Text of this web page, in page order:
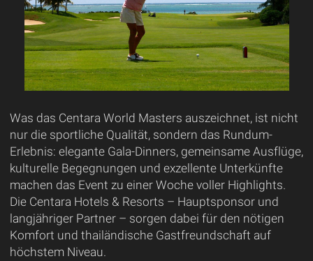
Was das Centara World Masters auszeichnet, ist nicht
nur die sportliche Qualität, sondern das Rundum-
Erlebnis: elegante Gala-Dinners, gemeinsame Ausflüge,
kulturelle Begegnungen und exzellente Unterkünfte
machen das Event zu einer Woche voller Highlights.
Die Centara Hotels & Resorts – Hauptsponsor und
langjähriger Partner – sorgen dabei für den nötigen
Komfort und thailändische Gastfreundschaft auf
höchstem Niveau.